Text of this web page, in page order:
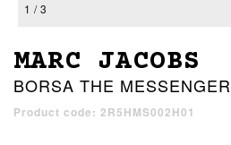
1 / 3
MARC JACOBS
BORSA THE MESSENGER
Product code: 2R5HMS002H01